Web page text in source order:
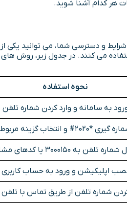
هر کدام آشنا شوید.
و دسترسی شما، می توانید یکی
نحوه استفاده
به سامانه و وارد کردن شماره تلفن
گیری *2020# و انتخاب گزینه مربوط
تلفن به 3000150 یا کدهای مشابه
اپلیکیشن و ورود به حساب کاربری
شماره تلفن از طریق تماس با تلفن